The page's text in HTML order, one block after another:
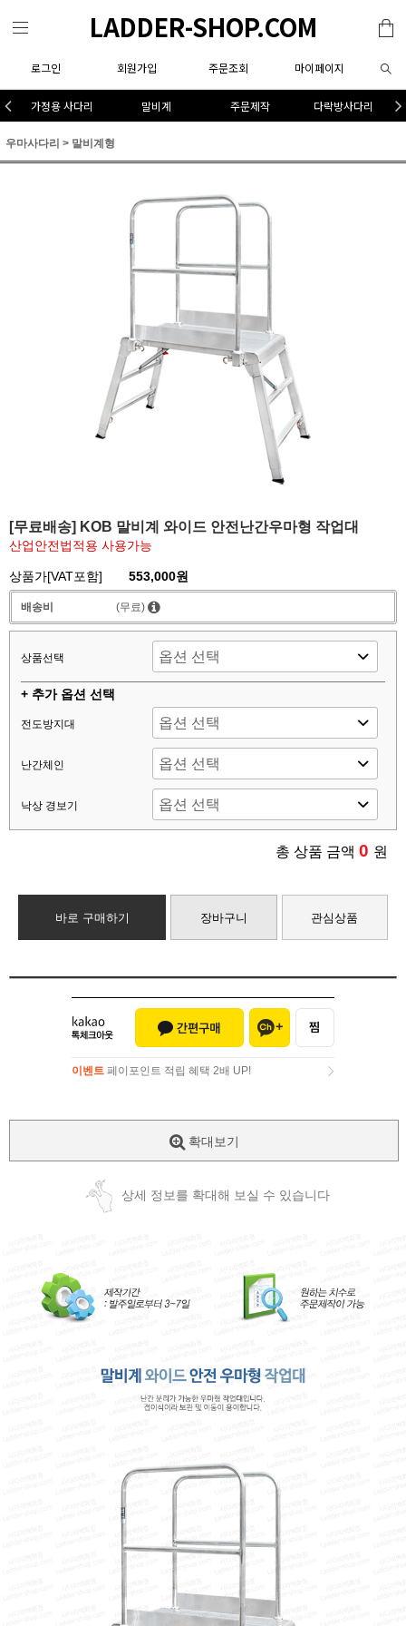
LADDER-SHOP.COM
로그인 회원가입 주문조회 마이페이지
가정용 사다리 말비계 주문제작 다락방사다리
우마사다리 > 말비계형
[무료배송] KOB 말비계 와이드 안전난간우마형 작업대
산업안전법적용 사용가능
상품가[VAT포함] 553,000원
배송비 (무료)
상품선택
+ 추가 옵션 선택
전도방지대
난간체인
낙상 경보기
총 상품 금액 0 원
바로 구매하기 장바구니 관심상품
이벤트 페이포인트 적립 혜택 2배 UP!
확대보기
상세 정보를 확대해 보실 수 있습니다